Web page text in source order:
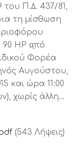
Π.∆. 437/81,
τη µίσθωση
HP α̟πό
Φορέα
Αυγούστου,
και ώρα 11:00
χωρίς άλλη…
(543 Λήψεις)